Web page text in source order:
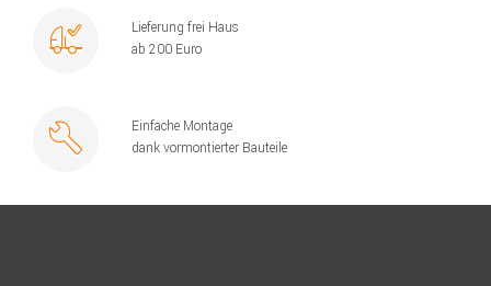
Lieferung frei Haus
ab 200 Euro
Einfache Montage
dank vormontierter Bauteile